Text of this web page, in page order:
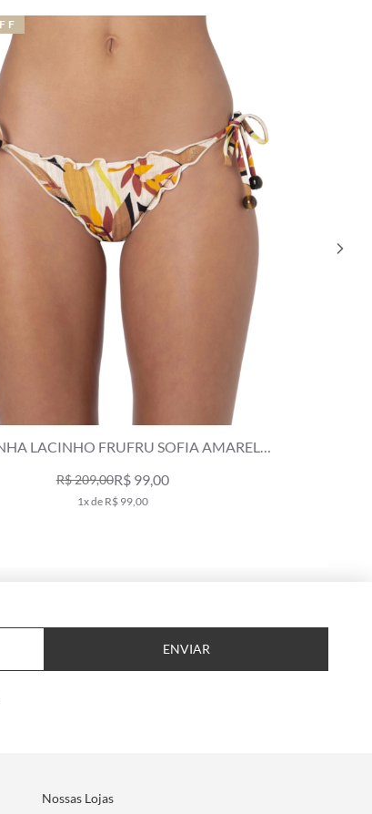
LACINHO JUNTO BOBBY AMARELO
R$ 229,00R$ 139,00
2x de R$ 69,50
ENVIAR
Nossas Lojas